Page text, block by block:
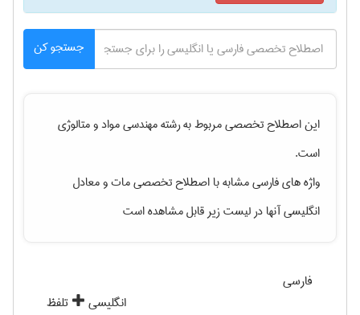
جستجو کن
این اصطلاح تخصصی مربوط به رشتهمهندسی مواد و متالوژی
است.
واژه های فارسی مشابه با اصطلاح تخصصیماتو معادل
انگلیسی آنها در لیست زیر قابل مشاهده است
فارسی
انگلیسی
تلفظ